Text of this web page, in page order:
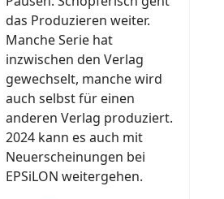
das Produzieren weiter.
Manche Serie hat
inzwischen den Verlag
gewechselt, manche wird
auch selbst für einen
anderen Verlag produziert.
2024 kann es auch mit
Neuerscheinungen bei
EPSiLON weitergehen.